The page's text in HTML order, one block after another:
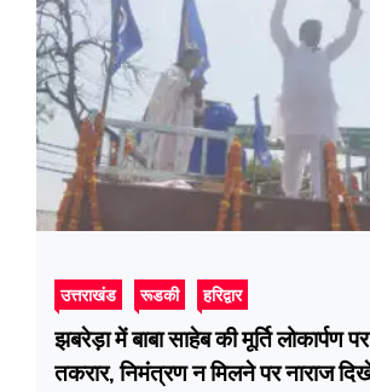
उत्तराखंड रूडकी हरिद्वार
झबरेड़ा में बाबा साहेब की मूर्ति लोकार्पण
तकरार, निमंत्रण न मिलने पर नाराज